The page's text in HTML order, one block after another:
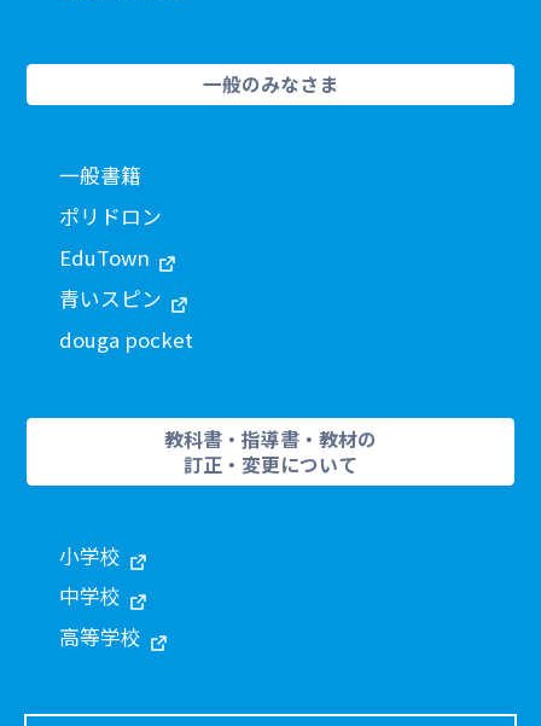
一般のみなさま
一般書籍
ポリドロン
EduTown
青いスピン
douga pocket
教科書・指導書・教材の
訂正・変更について
小学校
中学校
高等学校